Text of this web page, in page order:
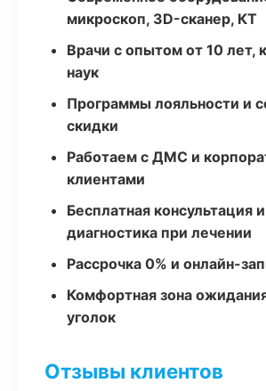
микроскоп, 3D-сканер, КТ
Врачи с опытом от 10 лет,
наук
Программы лояльности и
скидки
Работаем с ДМС и
клиентами
Бесплатная консультация и
диагностика при лечении
Рассрочка 0% и онлайн-
Комфортная зона
уголок
Отзывы клиентов